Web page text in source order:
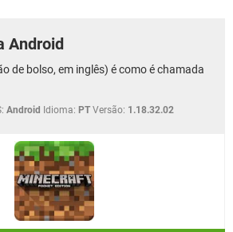
Android
de bolso, em inglês) é como é chamada
Android Idioma: PT Versão: 1.18.32.02